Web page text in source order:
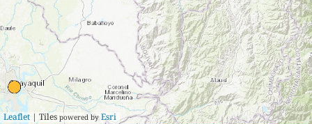
Leaflet | Tiles powered by Esri